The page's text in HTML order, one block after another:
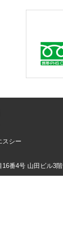
スシー
番4号 山田ビル3階